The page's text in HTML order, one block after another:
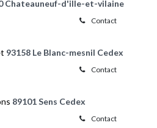
Chateauneuf-d'ille-et-vilaine
Contact
93158 Le Blanc-mesnil Cedex
Contact
89101 Sens Cedex
Contact